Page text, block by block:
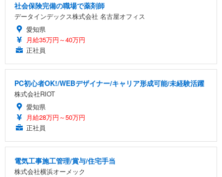
社会保険完備の職場で薬剤師
データインデックス株式会社 名古屋オフィス
愛知県
月給35万円～40万円
正社員
PC初心者OK!/WEBデザイナー/キャリア形成可能/未経験活躍
株式会社RIOT
愛知県
月給28万円～50万円
正社員
電気工事施工管理/賞与/住宅手当
株式会社横浜オーメック